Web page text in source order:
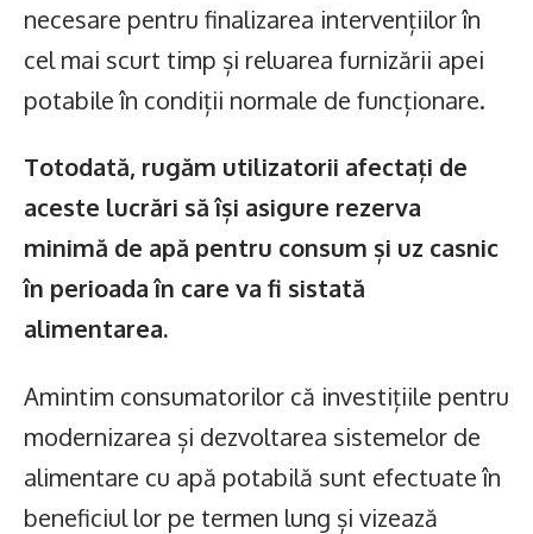
necesare pentru finalizarea intervențiilor în
cel mai scurt timp și reluarea furnizării apei
potabile în condiții normale de funcționare.
Totodată, rugăm utilizatorii afectați de
aceste lucrări să își asigure rezerva
minimă de apă pentru consum și uz casnic
în perioada în care va fi sistată
alimentarea.
Amintim consumatorilor că investițiile pentru
modernizarea și dezvoltarea sistemelor de
alimentare cu apă potabilă sunt efectuate în
beneficiul lor pe termen lung și vizează